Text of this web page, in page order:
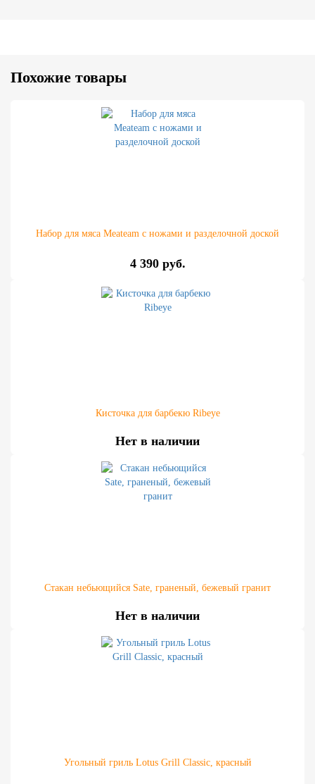
Похожие товары
Набор для мяса Meateam с ножами и разделочной доской
4 390 руб.
Кисточка для барбекю Ribeye
Нет в наличии
Стакан небьющийся Sate, граненый, бежевый гранит
Нет в наличии
Угольный гриль Lotus Grill Classic, красный